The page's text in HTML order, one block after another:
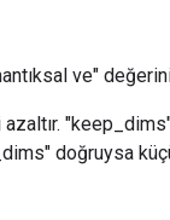
ve"
doğruysa